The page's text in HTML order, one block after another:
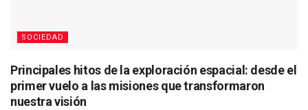
SOCIEDAD
Principales hitos de la exploración espacial: desde el
primer vuelo a las misiones que transformaron
nuestra visión